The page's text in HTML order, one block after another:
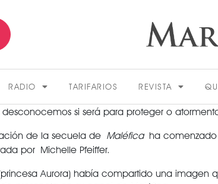
RADIO TARIFARIOS REVISTA
si será para proteger o
de la secuela de Maléficaha comenzado
por Michelle Pfeiffer.
Aurora) había compartido una